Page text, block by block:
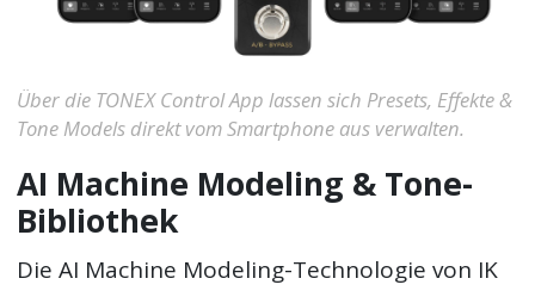
Über die TONEX Control App lassen sich Presets, Effekte &
Tone Models direkt vom Smartphone aus verwalten.
AI Machine Modeling & Tone-
Bibliothek
Die AI Machine Modeling-Technologie von IK